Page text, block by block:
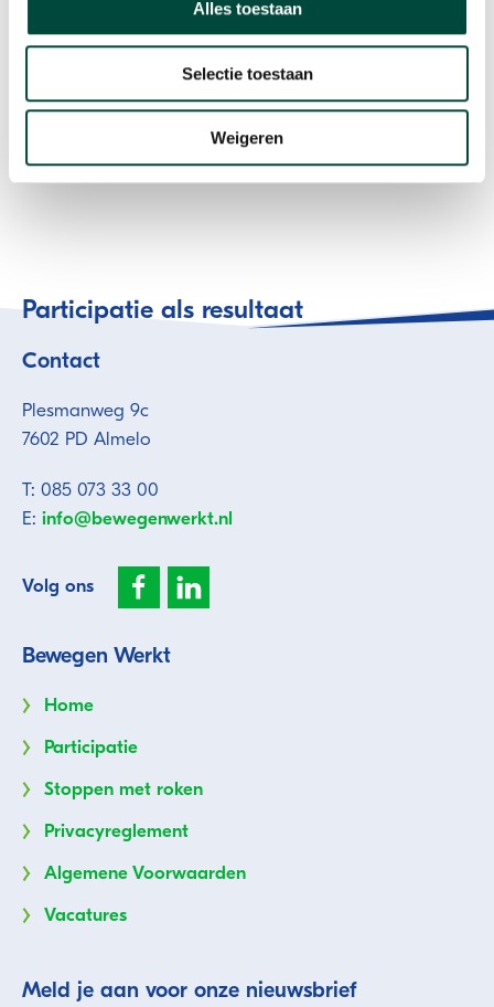
Alles toestaan
Selectie toestaan
Weigeren
Aanmelden is niet meer mogelijk.
Participatie als resultaat
Contact
Plesmanweg 9c
7602 PD Almelo
T: 085 073 33 00
E: info@bewegenwerkt.nl
Volg ons
Bewegen Werkt
Home
Participatie
Stoppen met roken
Privacyreglement
Algemene Voorwaarden
Vacatures
Meld je aan voor onze nieuwsbrief